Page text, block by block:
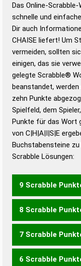
Wortwurzel liefert
Wortanalyse-
Wortbedeutung,
Gültigkeit eines
bestimmen!
Wörterbücher sind:
Das Online-
schnelle und
Dir auch
CHAISE liefert! Um
vermeiden, sollten
einigen, das sie
gelegte Scrabble®
beanstandet,
zehn Punkte
Spielfeld, dem
Punkte für das Wort
von C|H|A|I|S|E
Buchstabensteine
Scrabble Lösungen:
9 Scrabble
ACHSE ASCHE
8 Scrabble
ACHS ASCH CASH
7 Scrabble
ACH CHI ICH SCH
6 Scrabble